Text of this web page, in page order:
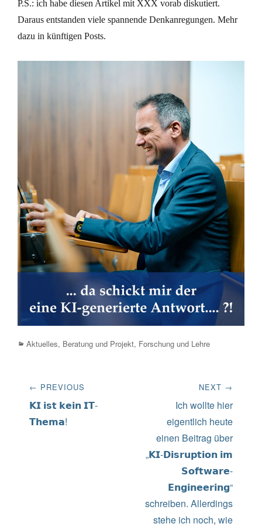
P.S.: ich habe diesen Artikel mit XXX vorab diskutiert.
Daraus entstanden viele spannende Denkanregungen. Mehr
dazu in künftigen Posts.
Categories
Aktuelles, Beratung und Projekt, Forschung und Lehre
Beitrags-
Navigation
← PREVIOUS
Previous
post:
𝗞𝗜 𝗶𝘀𝘁 𝗸𝗲𝗶𝗻 𝗜𝗧-
𝗧𝗵𝗲𝗺𝗮!
NEXT →
Ich wollte hier
eigentlich heute
einen Beitrag über
„𝗞𝗜-𝗗𝗶𝘀𝗿𝘂𝗽𝘁𝗶𝗼𝗻 𝗶𝗺
𝗦𝗼𝗳𝘁𝘄𝗮𝗿𝗲-
𝗘𝗻𝗴𝗶𝗻𝗲𝗲𝗿𝗶𝗻𝗴“
schreiben. Allerdings
stehe ich noch, wie